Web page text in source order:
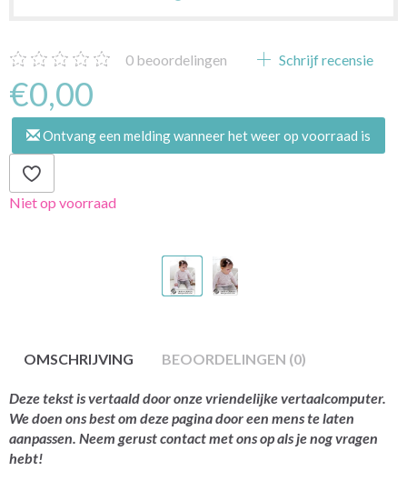
0 beoordelingen Schrijf recensie
€0,00
Ontvang een melding wanneer het weer op voorraad is
Niet op voorraad
OMSCHRIJVING BEOORDELINGEN (0)
Deze tekst is vertaald door onze vriendelijke vertaalcomputer.
We doen ons best om deze pagina door een mens te laten
aanpassen. Neem gerust contact met ons op als je nog vragen
hebt!